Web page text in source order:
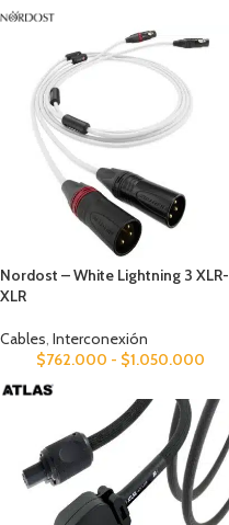
Nordost – White Lightning 3 XLR-
XLR
Cables, Interconexión
$762.000 - $1.050.000